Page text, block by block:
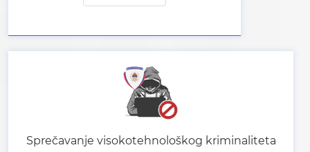
Sprečavanje visokotehnološkog kriminaliteta